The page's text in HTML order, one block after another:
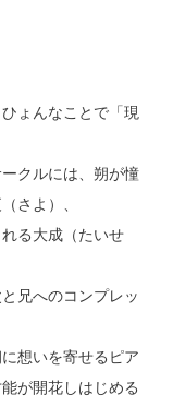
ょんなことで「現
クルには、朔が憧
さよ）、
る大成（たいせ
兄へのコンプレッ
想いを寄せるピア
が開花しはじめる